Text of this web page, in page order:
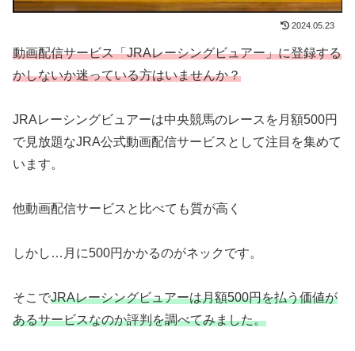
2024.05.23
動画配信サービス「JRAレーシングビュアー」に登録する
かしないか迷っている方はいませんか？
JRAレーシングビュアーは中央競馬のレースを月額500円
で見放題なJRA公式動画配信サービスとして注目を集めて
います。
他動画配信サービスと比べても質が高く
しかし…月に500円かかるのがネックです。
そこでJRAレーシングビュアーは月額500円を払う価値が
あるサービスなのか評判を調べてみました。